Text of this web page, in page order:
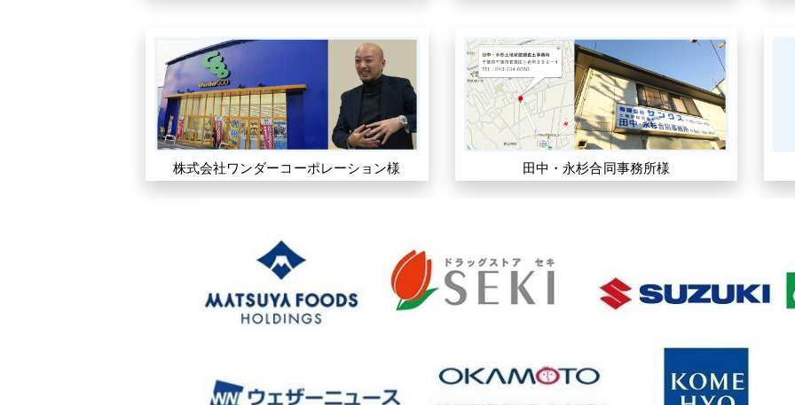
株式会社ワンダーコーポレーション様 田中・永杉合同事務所様